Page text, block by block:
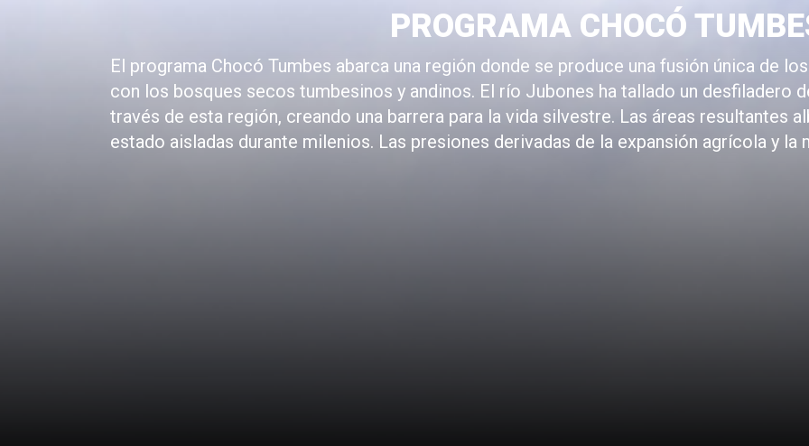
PROGRAMA CHOCÓ
El programa Chocó Tumbes abarca una región donde se produce una fusión única de
con los bosques secos tumbesinos y andinos. El río Jubones ha tallado un desfiladero
través de esta región, creando una barrera para la vida silvestre. Las áreas resultantes
estado aisladas durante milenios. Las presiones derivadas de la expansión agrícola y la